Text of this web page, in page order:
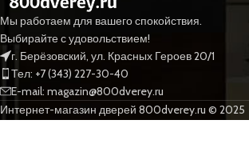
Мы работаем для вашего спокойствия.
Выбирайте с удовольствием!
г. Берёзовский, ул. Красных Героев 20/1
Тел: +7 (343) 227-30-40
E-mail: magazin@800dverey.ru
Интернет-магазин дверей 800dverey.ru © 2025